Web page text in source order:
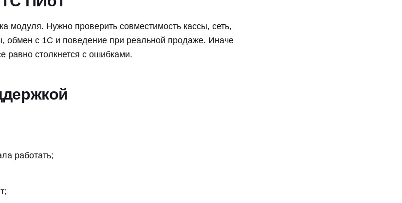
модуля. Нужно проверить совместимость кассы, сеть,
обмен с 1С и поведение при реальной продаже. Иначе
равно столкнется с ошибками.
работать;